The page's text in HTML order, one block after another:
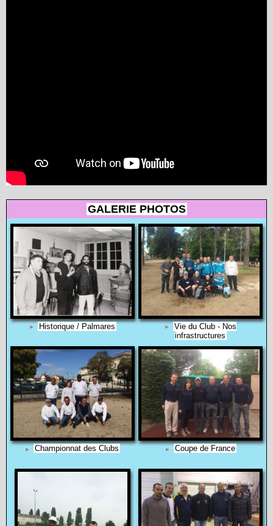
GALERIE PHOTOS
Historique / Palmares
Vie du Club - Nos
infrastructures
Championnat des Clubs Coupe de France